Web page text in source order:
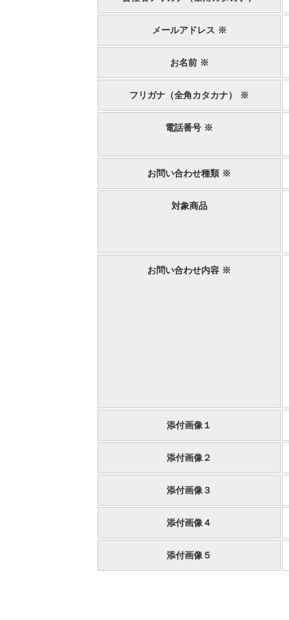
メールアドレス ※
お名前 ※
フリガナ（全角カタカナ） ※
電話番号 ※
お問い合わせ種類 ※
対象商品
お問い合わせ内容 ※
添付画像１
添付画像２
添付画像３
添付画像４
添付画像５